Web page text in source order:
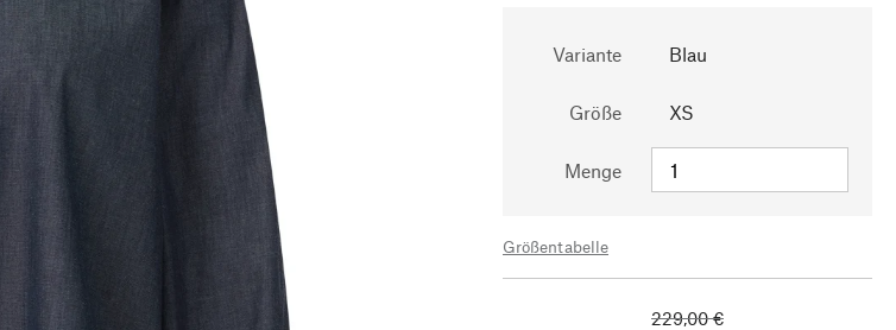
Variante Blau
Größe XS
Menge
Größentabelle
229,00 €